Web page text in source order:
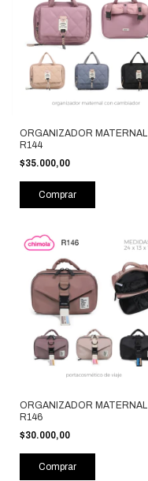
ORGANIZADOR MATERNAL
R144
$35.000,00
Comprar
ORGANIZADOR MATERNAL
R146
$30.000,00
Comprar